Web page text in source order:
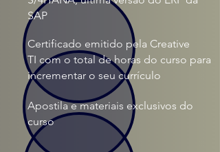
SAP
Certificado emitido pela Creative
TI com o total de horas do curso para
incrementar o seu currículo
Apostila e materiais exclusivos do
curso